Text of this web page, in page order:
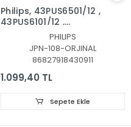
Philips, 43PUS6501/12 ,
43PUS6101/12 ,
43PUS6201/12,
43PUS7202,
43PUS6551, LED BAR
TAKIMI, ORJİNALİ
PHILIPS, LB43014, GJ-
PHILIPS
JPN-108-ORJINAL
86827918430911
1.099,40 TL
Sepete Ekle